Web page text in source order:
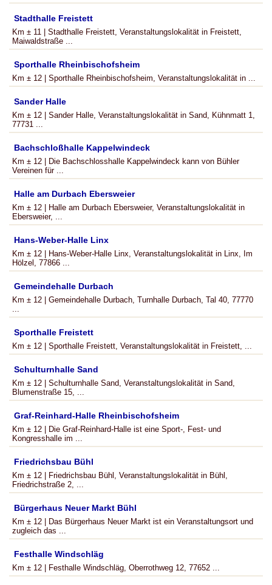
Stadthalle Freistett
Km ± 11 | Stadthalle Freistett, Veranstaltungslokalität in Freistett,
Maiwaldstraße ...
Sporthalle Rheinbischofsheim
Km ± 12 | Sporthalle Rheinbischofsheim, Veranstaltungslokalität in ...
Sander Halle
Km ± 12 | Sander Halle, Veranstaltungslokalität in Sand, Kühnmatt 1,
77731 ...
Bachschloßhalle Kappelwindeck
Km ± 12 | Die Bachschlosshalle Kappelwindeck kann von Bühler
Vereinen für ...
Halle am Durbach Ebersweier
Km ± 12 | Halle am Durbach Ebersweier, Veranstaltungslokalität in
Ebersweier, ...
Hans-Weber-Halle Linx
Km ± 12 | Hans-Weber-Halle Linx, Veranstaltungslokalität in Linx, Im
Hölzel, 77866 ...
Gemeindehalle Durbach
Km ± 12 | Gemeindehalle Durbach, Turnhalle Durbach, Tal 40, 77770
...
Sporthalle Freistett
Km ± 12 | Sporthalle Freistett, Veranstaltungslokalität in Freistett, ...
Schulturnhalle Sand
Km ± 12 | Schulturnhalle Sand, Veranstaltungslokalität in Sand,
Blumenstraße 15, ...
Graf-Reinhard-Halle Rheinbischofsheim
Km ± 12 | Die Graf-Reinhard-Halle ist eine Sport-, Fest- und
Kongresshalle im ...
Friedrichsbau Bühl
Km ± 12 | Friedrichsbau Bühl, Veranstaltungslokalität in Bühl,
Friedrichstraße 2, ...
Bürgerhaus Neuer Markt Bühl
Km ± 12 | Das Bürgerhaus Neuer Markt ist ein Veranstaltungsort und
zugleich das ...
Festhalle Windschläg
Km ± 12 | Festhalle Windschläg, Oberrothweg 12, 77652 ...